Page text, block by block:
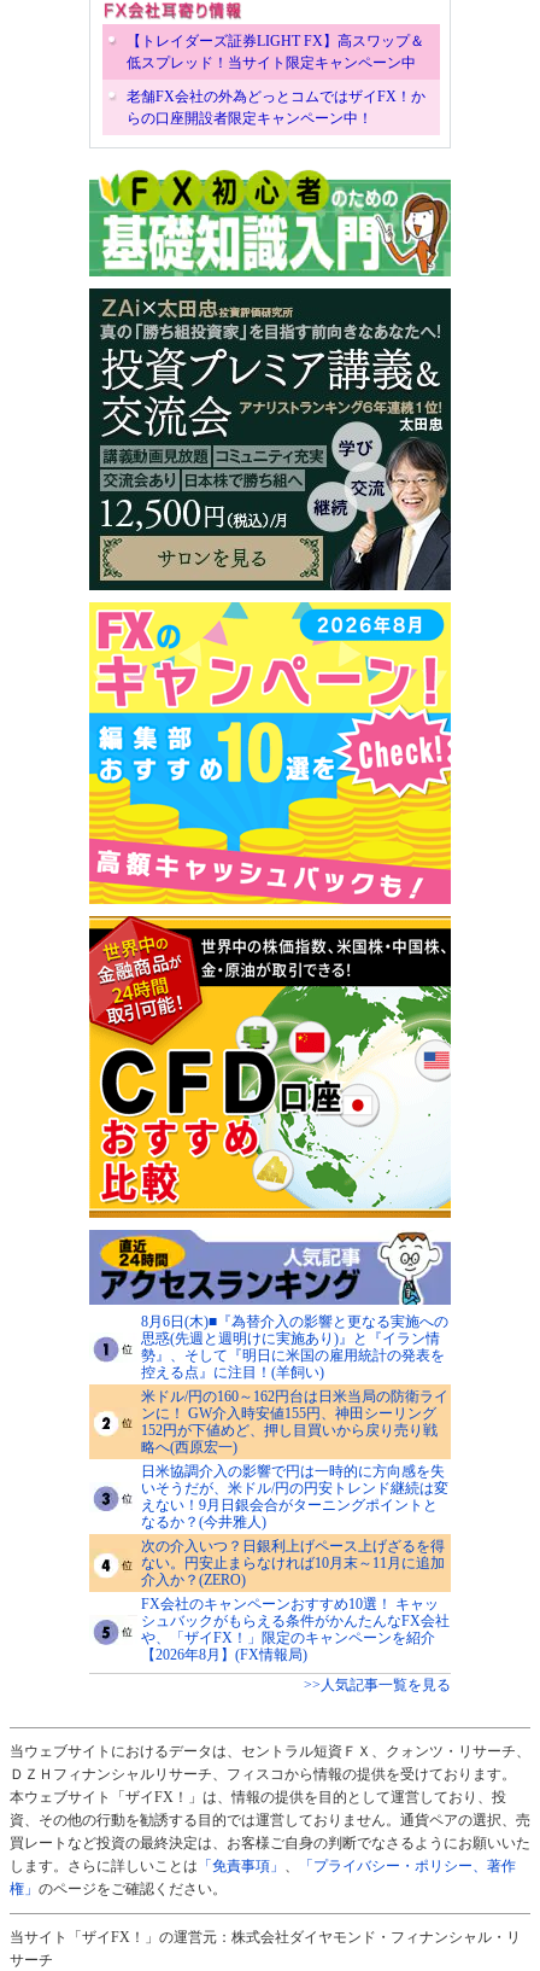
【トレイダーズ証券LIGHT FX】高スワップ＆
低スプレッド！当サイト限定キャンペーン中
老舗FX会社の外為どっとコムではザイFX！か
らの口座開設者限定キャンペーン中！
8月6日(木)■『為替介入の影響と更なる実施への
思惑(先週と週明けに実施あり)』と『イラン情
勢』、そして『明日に米国の雇用統計の発表を
控える点』に注目！(羊飼い)
米ドル/円の160～162円台は日米当局の防衛ライ
ンに！ GW介入時安値155円、神田シーリング
152円が下値めど、押し目買いから戻り売り戦
略へ(西原宏一)
日米協調介入の影響で円は一時的に方向感を失
いそうだが、米ドル/円の円安トレンド継続は変
えない！9月日銀会合がターニングポイントと
なるか？(今井雅人)
次の介入いつ？日銀利上げペース上げざるを得
ない。円安止まらなければ10月末～11月に追加
介入か？(ZERO)
FX会社のキャンペーンおすすめ10選！ キャッ
シュバックがもらえる条件がかんたんなFX会社
や、「ザイFX！」限定のキャンペーンを紹介
【2026年8月】(FX情報局)
>>人気記事一覧を見る
当ウェブサイトにおけるデータは、セントラル短資ＦＸ、クォンツ・リサーチ、
ＤＺＨフィナンシャルリサーチ、フィスコから情報の提供を受けております。
本ウェブサイト「ザイFX！」は、情報の提供を目的として運営しており、投
資、その他の行動を勧誘する目的では運営しておりません。通貨ペアの選択、売
買レートなど投資の最終決定は、お客様ご自身の判断でなさるようにお願いいた
します。さらに詳しいことは 「免責事項」 、
「プライバシー・ポリシー、著作
権」 のページをご確認ください。
当サイト「ザイFX！」の運営元：株式会社ダイヤモンド・フィナンシャル・リ
サーチ